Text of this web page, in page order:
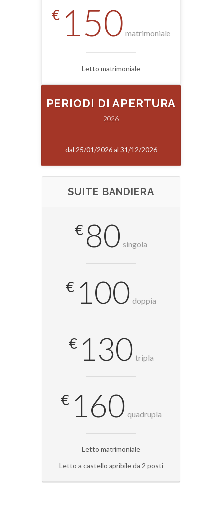
€ 150 matrimoniale
Letto matrimoniale
PERIODI DI APERTURA
2026
dal 25/01/2026 al 31/12/2026
SUITE BANDIERA
€ 80 singola
€ 100 doppia
€ 130 tripla
€ 160 quadrupla
Letto matrimoniale
Letto a castello apribile da 2 posti